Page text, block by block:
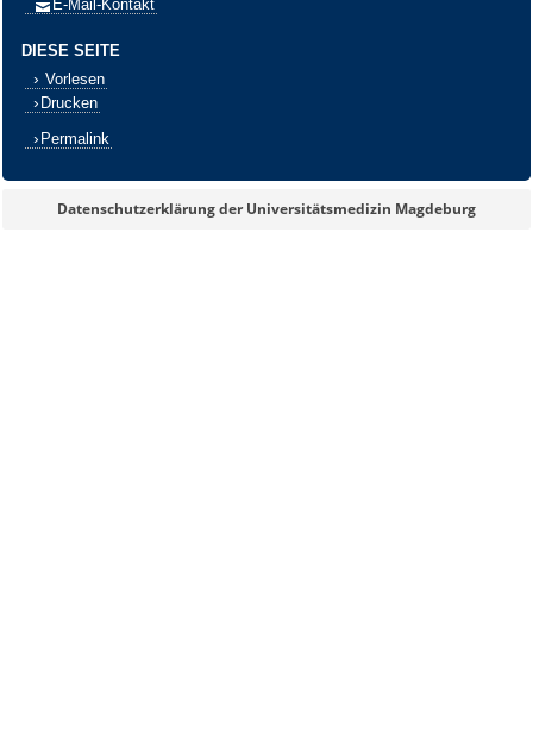
E-Mail-Kontakt
DIESE SEITE
Vorlesen
Drucken
Permalink
Datenschutzerklärung der Universitätsmedizin Magdeburg